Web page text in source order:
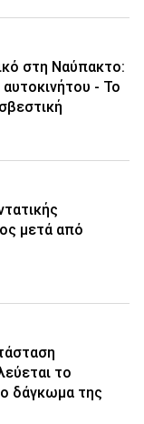
στη Ναύπακτο:
αυτοκινήτου - Το
μετά από
το
δάγκωμα της